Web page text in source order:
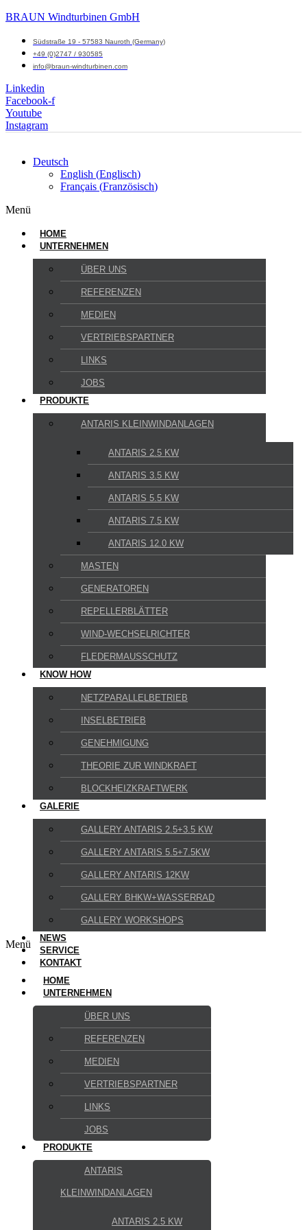
BRAUN Windturbinen GmbH
Südstraße 19 - 57583 Nauroth (Germany)
+49 (0)2747 / 930585
info@braun-windturbinen.com
Linkedin
Facebook-f
Youtube
Instagram
Deutsch
English (Englisch)
Français (Französisch)
Menü
HOME
UNTERNEHMEN
ÜBER UNS
REFERENZEN
MEDIEN
VERTRIEBSPARTNER
LINKS
JOBS
PRODUKTE
ANTARIS KLEINWINDANLAGEN
ANTARIS 2.5 KW
ANTARIS 3.5 KW
ANTARIS 5.5 KW
ANTARIS 7.5 KW
ANTARIS 12.0 KW
MASTEN
GENERATOREN
REPELLERBLÄTTER
WIND-WECHSELRICHTER
FLEDERMAUSSCHUTZ
KNOW HOW
NETZPARALLELBETRIEB
INSELBETRIEB
GENEHMIGUNG
THEORIE ZUR WINDKRAFT
BLOCKHEIZKRAFTWERK
GALERIE
GALLERY ANTARIS 2.5+3.5 KW
GALLERY ANTARIS 5.5+7.5KW
GALLERY ANTARIS 12KW
GALLERY BHKW+WASSERRAD
GALLERY WORKSHOPS
NEWS
SERVICE
KONTAKT
Menü
HOME
UNTERNEHMEN
ÜBER UNS
REFERENZEN
MEDIEN
VERTRIEBSPARTNER
LINKS
JOBS
PRODUKTE
ANTARIS
KLEINWINDANLAGEN
ANTARIS 2.5 KW